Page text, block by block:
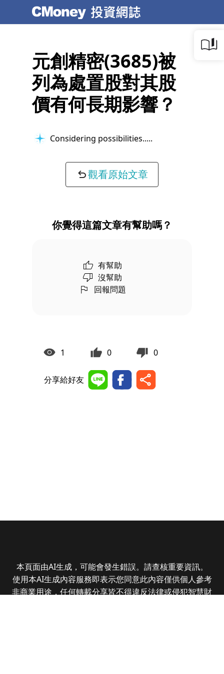
元創精密(3685)被
列為處置股對其股
價有何長期影響？
Considering possibilities...
觀看原始文章
你覺得這篇文章有幫助嗎？
有幫助
沒幫助
回報問題
1 0 0
分享給好友
本頁面由AI生成，可能會發生錯誤。請查核重要資訊。
使用本AI生成內容服務即表示您同意此內容僅供個人參考
非商業用途，任何轉載分享皆不得違反法律或侵犯智慧財